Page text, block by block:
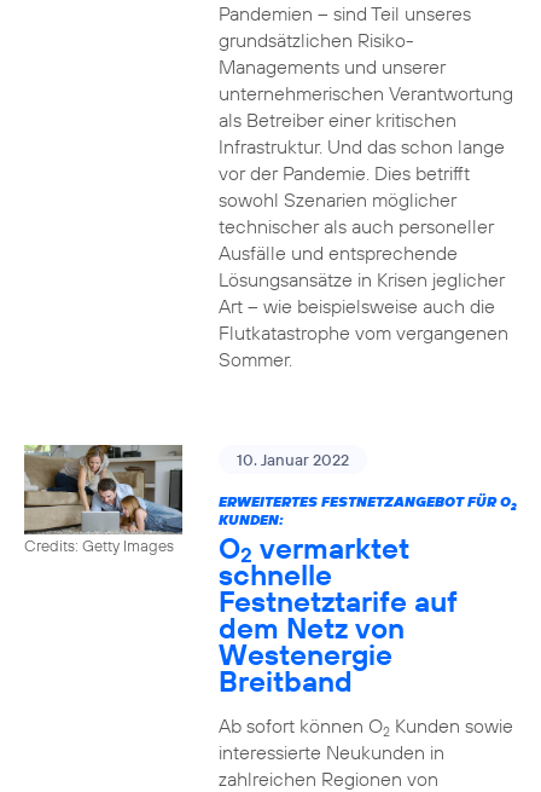
Pandemien – sind Teil unseres
grundsätzlichen Risiko-
Managements und unserer
unternehmerischen Verantwortung
als Betreiber einer kritischen
Infrastruktur. Und das schon lange
vor der Pandemie. Dies betrifft
sowohl Szenarien möglicher
technischer als auch personeller
Ausfälle und entsprechende
Lösungsansätze in Krisen jeglicher
Art – wie beispielsweise auch die
Flutkatastrophe vom vergangenen
Sommer.
Credits: Getty Images
10. Januar 2022
ERWEITERTES FESTNETZANGEBOT FÜR O2
KUNDEN:
O2 vermarktet
schnelle
Festnetztarife auf
dem Netz von
Westenergie
Breitband
Ab sofort können O2Kunden sowie
interessierte Neukunden in
zahlreichen Regionen von